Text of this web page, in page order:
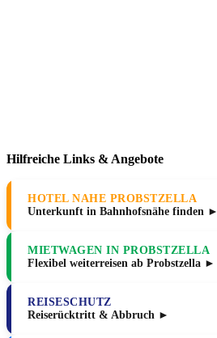
Hilfreiche Links & Angebote
HOTEL NAHE PROBSTZELLA
Unterkunft in Bahnhofsnähe finden ►
MIETWAGEN IN PROBSTZELLA
Flexibel weiterreisen ab Probstzella ►
REISESCHUTZ
Reiserücktritt & Abbruch ►